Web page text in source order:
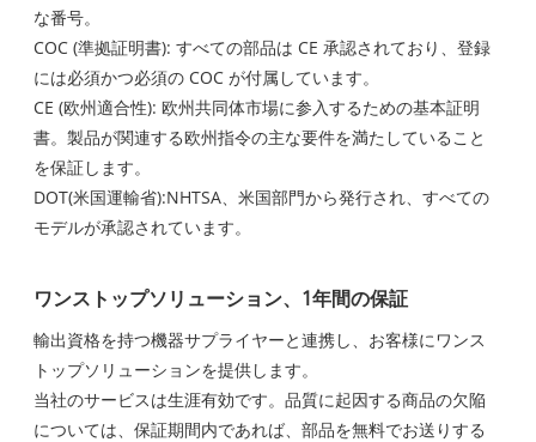
な番号。
COC (準拠証明書): すべての部品は CE 承認されており、登録
には必須かつ必須の COC が付属しています。
CE (欧州適合性): 欧州共同体市場に参入するための基本証明
書。製品が関連する欧州指令の主な要件を満たしていること
を保証します。
DOT(米国運輸省):NHTSA、米国部門から発行され、すべての
モデルが承認されています。
ワンストップソリューション、1年間の保証
輸出資格を持つ機器サプライヤーと連携し、お客様にワンス
トップソリューションを提供します。
当社のサービスは生涯有効です。品質に起因する商品の欠陥
については、保証期間内であれば、部品を無料でお送りする